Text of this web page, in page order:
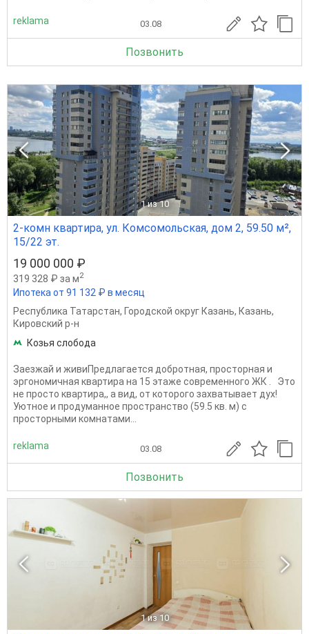
reklama 03.08
Позвонить
1 из 10
2-комн квартира, ул. Комсомольская, дом 2, 59.50 м²,
15/22 эт.
19 000 000 ₽
319 328 ₽ за м2
Ипотека от 91 132 ₽ в месяц
Республика Татарстан, Городской округ Казань, Казань,
Кировский р-н
Козья слобода
Заезжай и живиПредлагается добротная, просторная и
эргономичная квартира на 15 этаже современного ЖК . Это
не просто квартира,, а вид, от которого захватывает дух!
Уютное и продуманное пространство (59.5 кв. м) с
просторными комнатами...
reklama 03.08
Позвонить
1 из 10